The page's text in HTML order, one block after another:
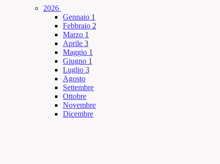
2026
Gennaio 1
Febbraio 2
Marzo 1
Aprile 3
Maggio 1
Giugno 1
Luglio 3
Agosto
Settembre
Ottobre
Novembre
Dicembre